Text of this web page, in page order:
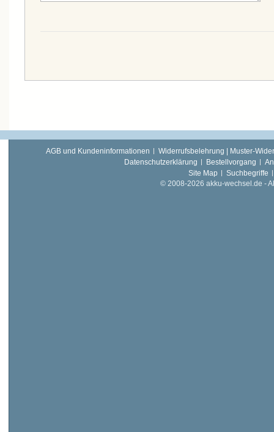
AGB und Kundeninformationen
Widerrufsbelehrung | Muster-
Datenschutzerklärung
Bestellvorgang
Site Map
Suchbegriffe
© 2008-2026 akku-wechsel.de -